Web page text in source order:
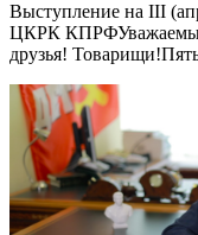
Выступление на III
ЦКРК
друзья!